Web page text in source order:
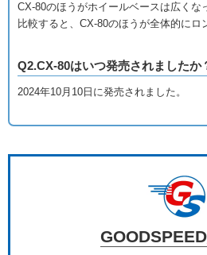
CX-80のほうがホイールベースは広くな
比較すると、CX-80のほうが全体的にロ
Q2.CX-80はいつ発売されましたか
2024年10月10日に発売されました。